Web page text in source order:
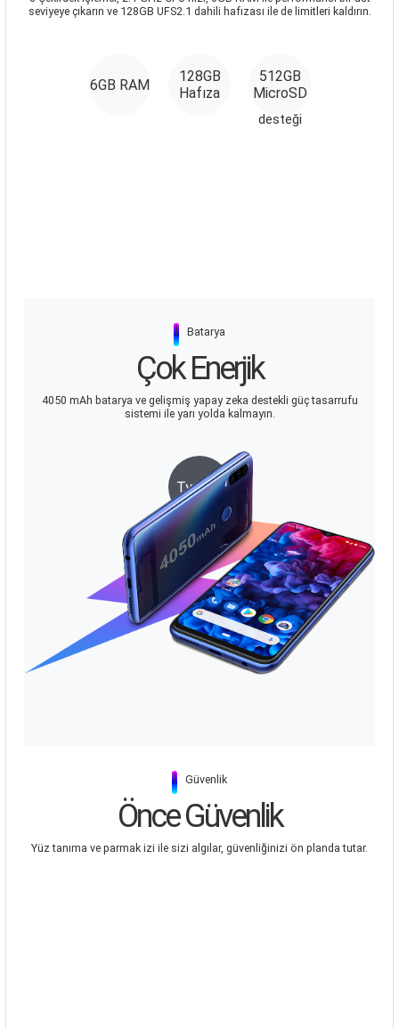
seviyeye çıkarın ve 128GB UFS2.1 dahili hafızası ile de limitleri kaldırın.
6GB RAM
128GB
Hafıza
512GB
MicroSD
desteği
| Batarya
Çok Enerjik
4050 mAh batarya ve gelişmiş yapay zeka destekli güç tasarrufu
sistemi ile yarı yolda kalmayın.
Type-C
| Güvenlik
Önce Güvenlik
Yüz tanıma ve parmak izi ile sizi algılar, güvenliğinizi ön planda tutar.